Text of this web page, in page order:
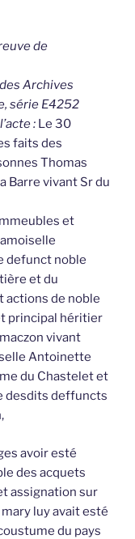
de
Archives
série E4252
: Le 30
faits des
Thomas
Barre vivant Sr du
et
defunct noble
et du
actions de noble
principal héritier
vivant
Antoinette
du Chastelet et
desdits deffuncts
avoir esté
des acquets
assignation sur
luy avait esté
du pays